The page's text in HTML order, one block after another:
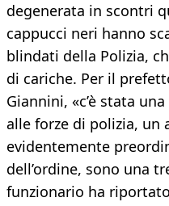
degenerata in scontri
cappucci neri hanno
blindati della Polizia,
di cariche. Per il
Giannini, «c’è stata
alle forze di polizia, un
evidentemente
dell’ordine, sono una
funzionario ha